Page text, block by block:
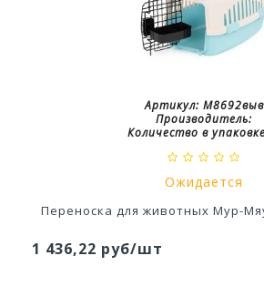
Артикул: М8692выв
Производитель:
Количество в
Ожидается
Переноска для животных Мур-
1 436,22 руб/шт